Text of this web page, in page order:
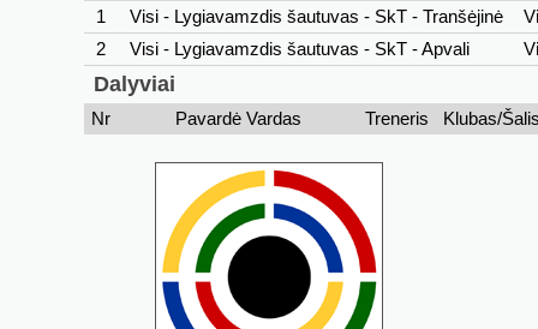
1
Visi - Lygiavamzdis šautuvas - SkT - Tranšėjinė
2
Visi - Lygiavamzdis šautuvas - SkT - Apvali
Dalyviai
Nr Pavardė Vardas Treneris Klubas/